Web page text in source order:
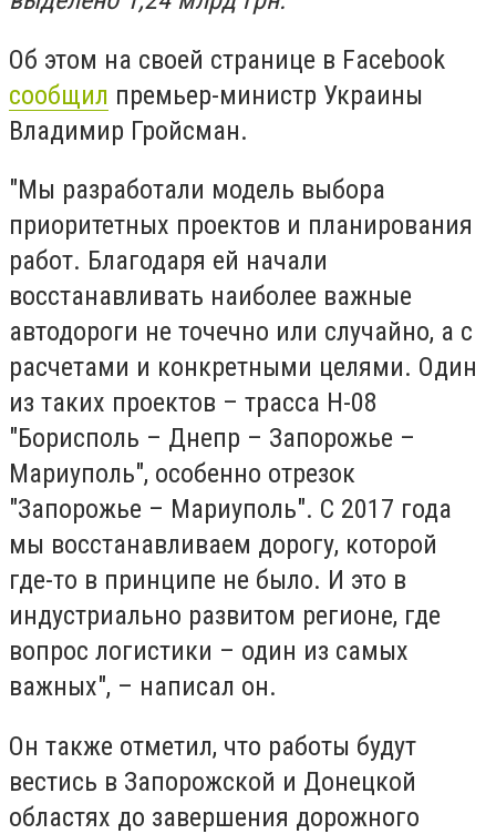
Об этом на своей странице в Facebook
сообщил премьер-министр Украины
Владимир Гройсман.
"Мы разработали модель выбора
приоритетных проектов и планирования
работ. Благодаря ей начали
восстанавливать наиболее важные
автодороги не точечно или случайно, а с
расчетами и конкретными целями. Один
из таких проектов – трасса Н-08
"Борисполь – Днепр – Запорожье –
Мариуполь", особенно отрезок
"Запорожье – Мариуполь". С 2017 года
мы восстанавливаем дорогу, которой
где-то в принципе не было. И это в
индустриально развитом регионе, где
вопрос логистики – один из самых
важных", – написал он.
Он также отметил, что работы будут
вестись в Запорожской и Донецкой
областях до завершения дорожного